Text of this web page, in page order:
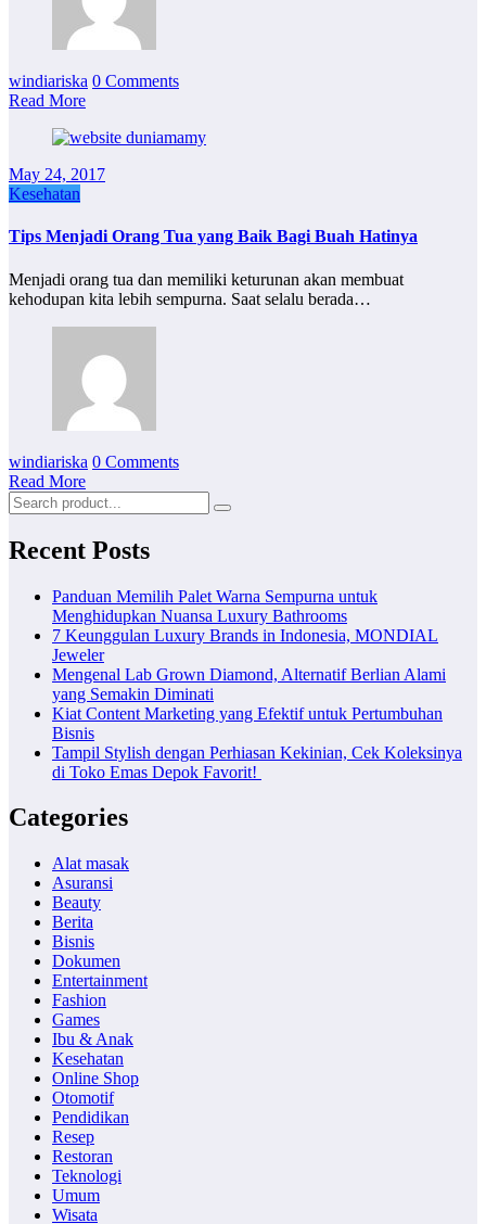
windiariska 0 Comments
Read More
May 24, 2017
Kesehatan
Tips Menjadi Orang Tua yang Baik Bagi Buah Hatinya
Menjadi orang tua dan memiliki keturunan akan membuat
kehodupan kita lebih sempurna. Saat selalu berada…
windiariska 0 Comments
Read More
Recent Posts
Panduan Memilih Palet Warna Sempurna untuk
Menghidupkan Nuansa Luxury Bathrooms
7 Keunggulan Luxury Brands in Indonesia, MONDIAL
Jeweler
Mengenal Lab Grown Diamond, Alternatif Berlian Alami
yang Semakin Diminati
Kiat Content Marketing yang Efektif untuk Pertumbuhan
Bisnis
Tampil Stylish dengan Perhiasan Kekinian, Cek Koleksinya
di Toko Emas Depok Favorit!
Categories
Alat masak
Asuransi
Beauty
Berita
Bisnis
Dokumen
Entertainment
Fashion
Games
Ibu & Anak
Kesehatan
Online Shop
Otomotif
Pendidikan
Resep
Restoran
Teknologi
Umum
Wisata